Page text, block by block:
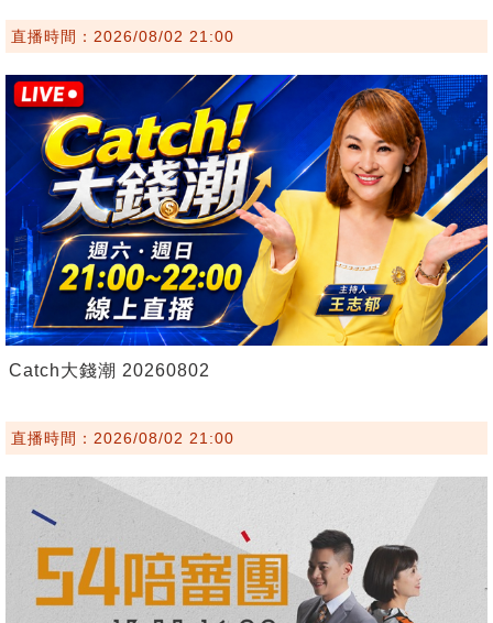
直播時間：2026/08/02 21:00
Catch大錢潮 20260802
直播時間：2026/08/02 21:00